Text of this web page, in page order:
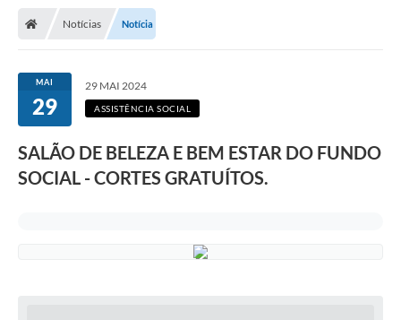
Notícias Notícia
MAI
29
29 MAI 2024
ASSISTÊNCIA SOCIAL
SALÃO DE BELEZA E BEM ESTAR DO FUNDO
SOCIAL - CORTES GRATUÍTOS.